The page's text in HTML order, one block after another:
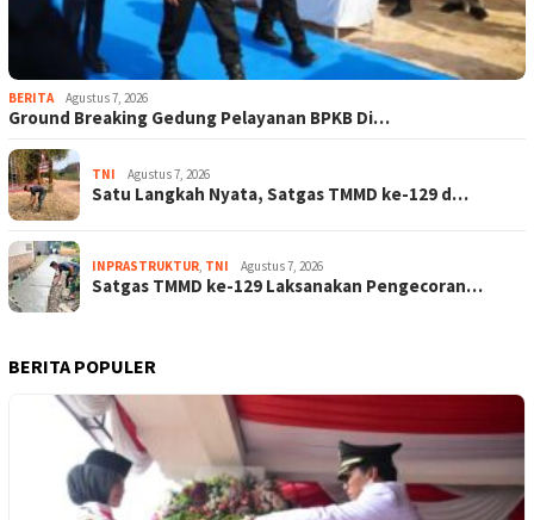
BERITA Agustus 7, 2026
Ground Breaking Gedung Pelayanan BPKB Di…
TNI Agustus 7, 2026
Satu Langkah Nyata, Satgas TMMD ke-129 d…
INPRASTRUKTUR, TNI Agustus 7, 2026
Satgas TMMD ke-129 Laksanakan Pengecoran…
BERITA POPULER